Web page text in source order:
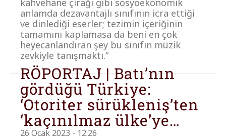
anlamda dezavantajlı sınıfının icra ettiği
ve dinlediği eserler; tezimin içeriğinin
tamamını kaplamasa da beni en çok
heyecanlandıran şey bu sınıfın müzik
zevkiyle tanışmaktı.”
RÖPORTAJ | Batı’nın
gördüğü Türkiye:
‘Otoriter sürükleniş’ten
‘kaçınılmaz ülke’ye…
26 Ocak 2023 - 12:26